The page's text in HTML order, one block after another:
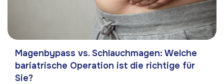
Magenbypass vs. Schlauchmagen: Welche
bariatrische Operation ist die richtige für
Sie?